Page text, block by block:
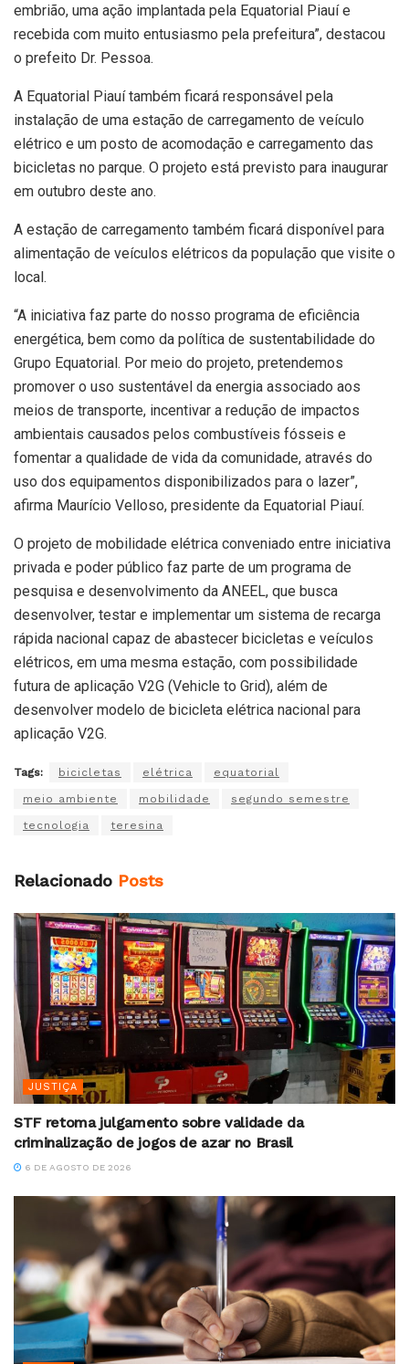
embrião, uma ação implantada pela Equatorial Piauí e
recebida com muito entusiasmo pela prefeitura”, destacou
o prefeito Dr. Pessoa.
A Equatorial Piauí também ficará responsável pela
instalação de uma estação de carregamento de veículo
elétrico e um posto de acomodação e carregamento das
bicicletas no parque. O projeto está previsto para inaugurar
em outubro deste ano.
A estação de carregamento também ficará disponível para
alimentação de veículos elétricos da população que visite o
local.
“A iniciativa faz parte do nosso programa de eficiência
energética, bem como da política de sustentabilidade do
Grupo Equatorial. Por meio do projeto, pretendemos
promover o uso sustentável da energia associado aos
meios de transporte, incentivar a redução de impactos
ambientais causados pelos combustíveis fósseis e
fomentar a qualidade de vida da comunidade, através do
uso dos equipamentos disponibilizados para o lazer”,
afirma Maurício Velloso, presidente da Equatorial Piauí.
O projeto de mobilidade elétrica conveniado entre iniciativa
privada e poder público faz parte de um programa de
pesquisa e desenvolvimento da ANEEL, que busca
desenvolver, testar e implementar um sistema de recarga
rápida nacional capaz de abastecer bicicletas e veículos
elétricos, em uma mesma estação, com possibilidade
futura de aplicação V2G (Vehicle to Grid), além de
desenvolver modelo de bicicleta elétrica nacional para
aplicação V2G.
Tags: bicicletas elétrica equatorial
meio ambiente mobilidade segundo semestre
tecnologia teresina
Relacionado Posts
JUSTIÇA
STF retoma julgamento sobre validade da
criminalização de jogos de azar no Brasil
6 DE AGOSTO DE 2026